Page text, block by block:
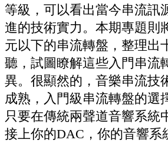
等級，可以看出當今串流訊
進的技術實力。本期專題則
元以下的串流轉盤，整理出
聽，試圖瞭解這些入門串流
異。很顯然的，音樂串流技
成熟，入門級串流轉盤的選
只要在傳統兩聲道音響系統
接上你的DAC，你的音響系